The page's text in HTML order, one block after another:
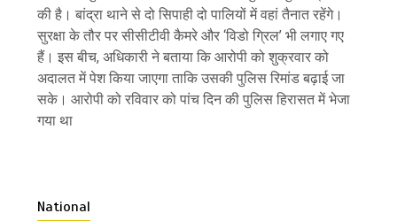
की है। बांद्रा थाने से दो सिपाही दो पालियों में वहां तैनात रहेंगे।
सुरक्षा के तौर पर सीसीटीवी कैमरे और ‘विडो ग्रिल’ भी लगाए गए
हैं। इस बीच, अधिकारी ने बताया कि आरोपी को शुक्रवार को
अदालत में पेश किया जाएगा ताकि उसकी पुलिस रिमांड बढ़ाई जा
सके। आरोपी को रविवार को पांच दिन की पुलिस हिरासत में भेजा
गया था
National